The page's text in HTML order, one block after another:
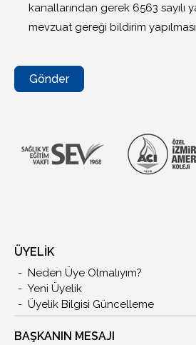
kanallarından gerek 6563 sayılı
mevzuat gereği bildirim
Gönder
ÜYELİK
Neden Üye Olmalıyım?
Yeni Üyelik
Üyelik Bilgisi Güncelleme
BAŞKANIN MESAJI